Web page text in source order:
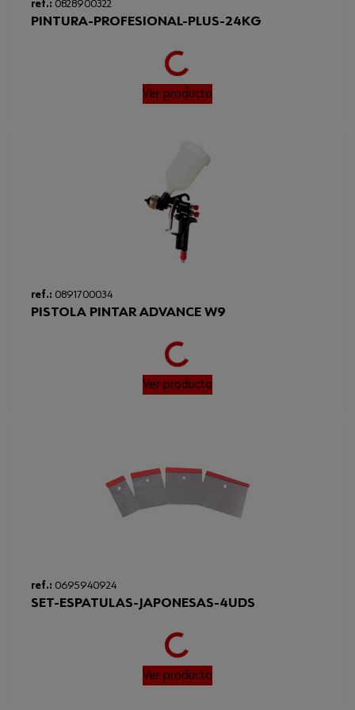
Densidad 1.25 g/cm³
Peso del producto (por artículo)
ref.: 0828900322
PINTURA-PROFESIONAL-PLUS-24KG
Loading...
Ver producto
ref.: 0891700034
PISTOLA PINTAR ADVANCE W9
Loading...
Ver producto
ref.: 0695940924
SET-ESPATULAS-JAPONESAS-4UDS
Loading...
Ver producto